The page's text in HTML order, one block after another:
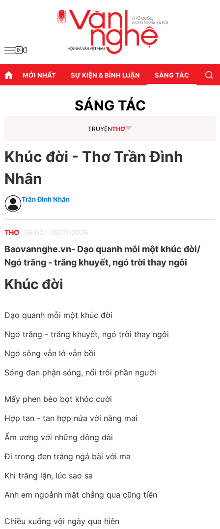
MỚI NHẤT SỰ KIỆN & BÌNH LUẬN SÁNG TÁC
SÁNG TÁC
TRUYỆNTHƠ
Khúc đời - Thơ Trần Đình
Nhân
Trần Đình Nhân
THƠ 06:00 09/01/2026
Baovannghe.vn- Dạo quanh mỗi một khúc đời/
Ngó trăng - trăng khuyết, ngó trời thay ngôi
Khúc đời
Dạo quanh mỗi một khúc đời
Ngó trăng - trăng khuyết, ngó trời thay ngôi
Ngó sông vẫn lở vẫn bồi
Sóng đan phận sóng, nổi trôi phần người
Mấy phen bèo bọt khóc cười
Hợp tan - tan hợp nửa vời nắng mai
Ẩm ương với những dông dài
Đi trong đen trắng ngả bài với ma
Khi trăng lặn, lúc sao sa
Anh em ngoảnh mặt chẳng qua cũng tiền
Chiều xuống vội ngày qua hiên